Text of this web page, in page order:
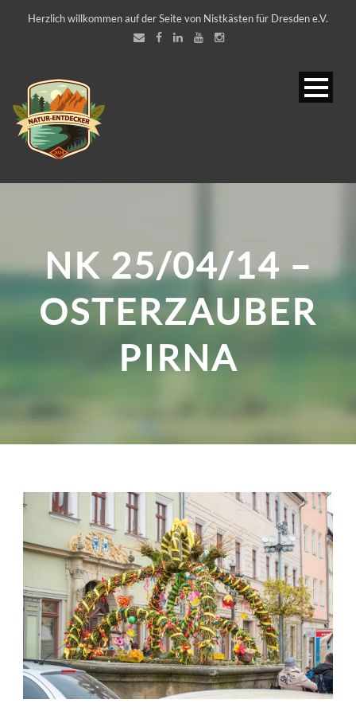
Herzlich willkommen auf der Seite von Nistkästen für Dresden e.V.
NK 25/04/14 –
OSTERZAUBER
PIRNA